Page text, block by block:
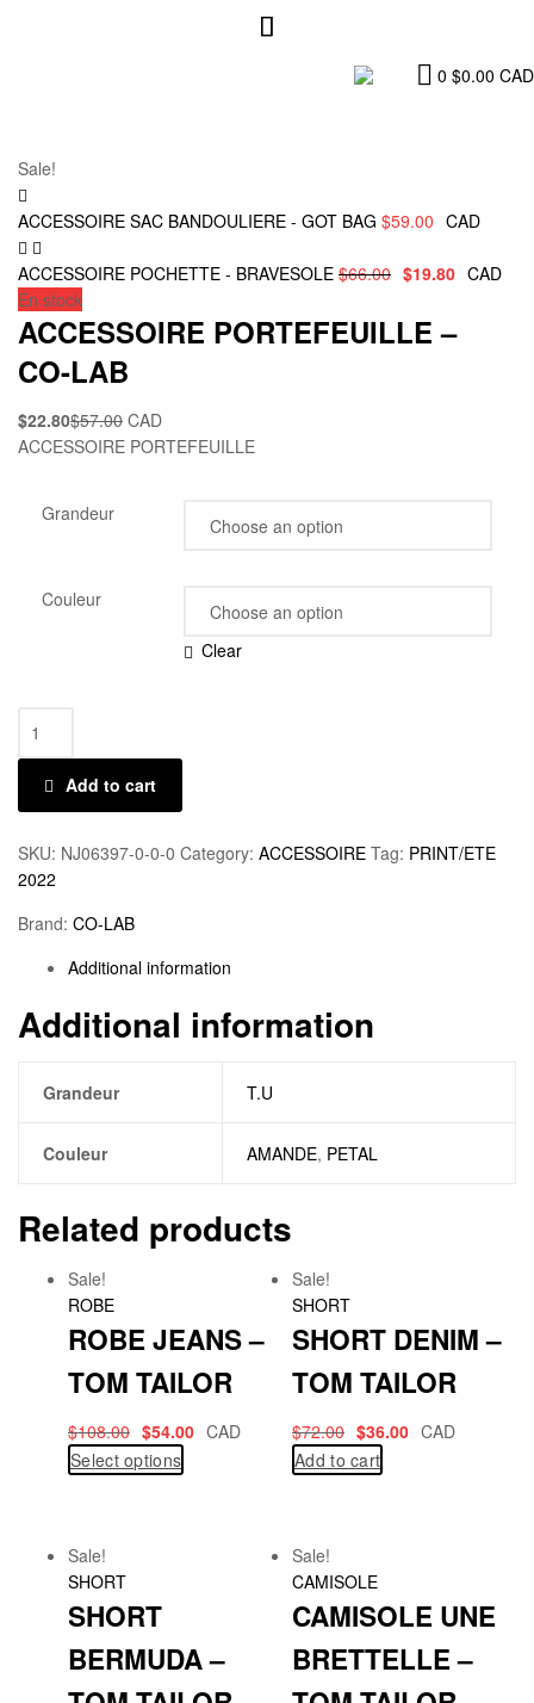
0 $0.00 CAD
Sale!
ACCESSOIRE SAC BANDOULIERE - GOT BAG $59.00 CAD
ACCESSOIRE POCHETTE - BRAVESOLE $66.00 $19.80 CAD
En stock
ACCESSOIRE PORTEFEUILLE –
CO-LAB
$57.00
$22.80
CAD
ACCESSOIRE PORTEFEUILLE
Grandeur
Couleur
Clear
Add to cart
SKU: NJ06397-0-0-0 Category: ACCESSOIRE Tag: PRINT/ETE
2022
Brand: CO-LAB
Additional information
Additional information
Grandeur T.U
Couleur AMANDE, PETAL
Related products
Sale!
ROBE
ROBE JEANS –
TOM TAILOR
$108.00 $54.00 CAD
Select options
Sale!
SHORT
SHORT DENIM –
TOM TAILOR
$72.00 $36.00 CAD
Add to cart
Sale!
SHORT
SHORT
BERMUDA –
Sale!
CAMISOLE
CAMISOLE UNE
BRETTELLE –